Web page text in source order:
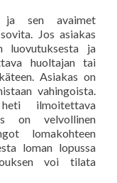
ja sen avaimet
Jos asiakas
luovutuksesta ja
huoltajan tai
Asiakas on
vahingoista.
ilmoitettava
on velvollinen
lomakohteen
loman lopussa
voi tilata